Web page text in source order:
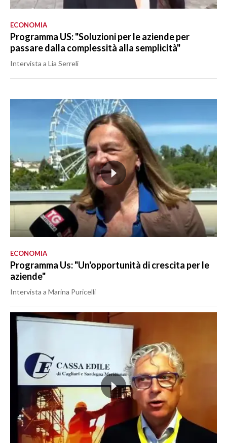
ECONOMIA
Programma US: "Soluzioni per le aziende per
passare dalla complessità alla semplicità"
Intervista a Lia Serreli
ECONOMIA
Programma Us: "Un'opportunità di crescita per le
aziende"
Intervista a Marina Puricelli